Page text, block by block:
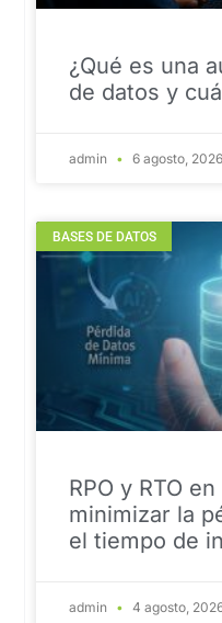
¿Qué es una
de datos y
admin 6 agosto, 2026
BASES DE DATOS
RPO y RTO
minimizar la
el tiempo de
admin 4 agosto,